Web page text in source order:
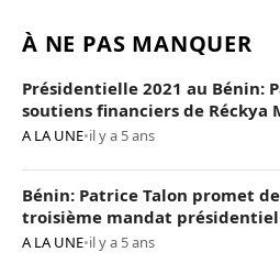
À NE PAS MANQUER
Présidentielle 2021 au Bénin:
soutiens financiers de Réckya
A LA UNE•il y a 5 ans
Bénin: Patrice Talon promet
troisième mandat présidentiel
A LA UNE•il y a 5 ans